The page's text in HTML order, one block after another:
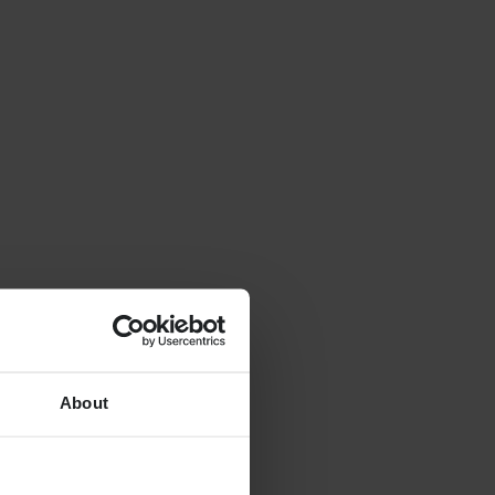
About